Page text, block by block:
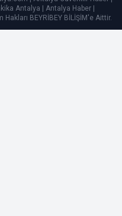
Antalya | Antalya Haber |
Hakları BEYRİBEY BİLİŞİM 'e Aittir.